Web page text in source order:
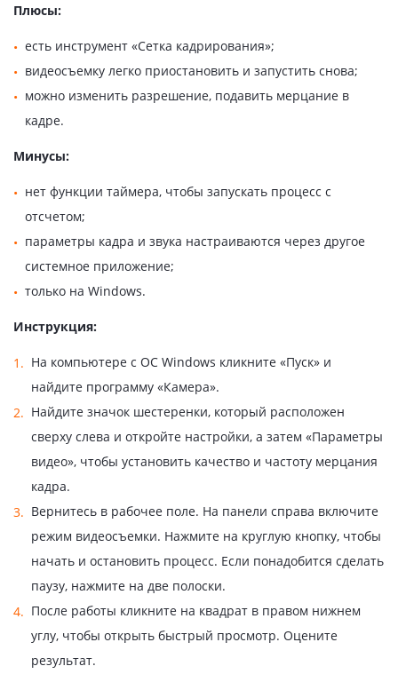
Плюсы:
есть инструмент «Сетка кадрирования»;
видеосъемку легко приостановить и запустить снова;
можно изменить разрешение, подавить мерцание в
кадре.
Минусы:
нет функции таймера, чтобы запускать процесс с
отсчетом;
параметры кадра и звука настраиваются через другое
системное приложение;
только на Windows.
Инструкция:
На компьютере с ОС Windows кликните «Пуск» и
найдите программу «Камера».
Найдите значок шестеренки, который расположен
сверху слева и откройте настройки, а затем «Параметры
видео», чтобы установить качество и частоту мерцания
кадра.
Вернитесь в рабочее поле. На панели справа включите
режим видеосъемки. Нажмите на круглую кнопку, чтобы
начать и остановить процесс. Если понадобится сделать
паузу, нажмите на две полоски.
После работы кликните на квадрат в правом нижнем
углу, чтобы открыть быстрый просмотр. Оцените
результат.